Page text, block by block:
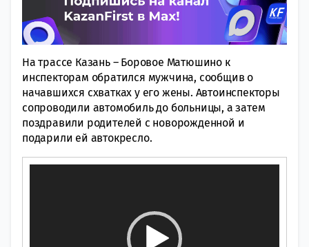
На трассе Казань – Боровое Матюшино к
инспекторам обратился мужчина, сообщив о
начавшихся схватках у его жены. Автоинспекторы
сопроводили автомобиль до больницы, а затем
поздравили родителей с новорожденной и
подарили ей автокресло.